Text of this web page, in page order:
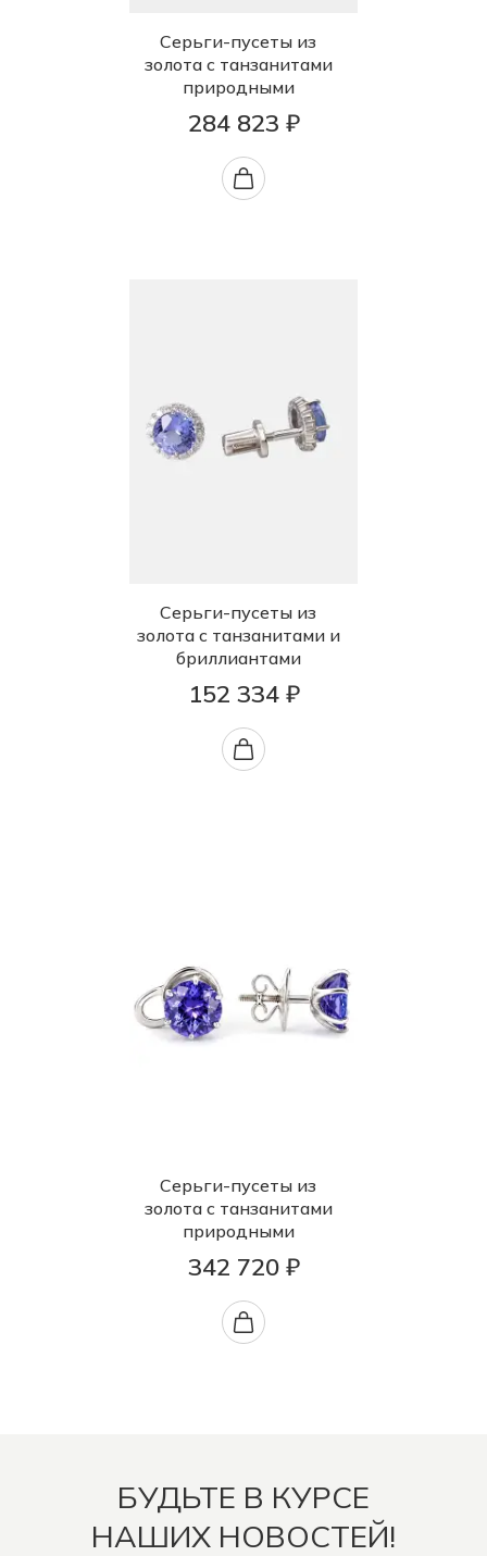
Серьги-пусеты из
золота с танзанитами
природными
284 823 ₽
Серьги-пусеты из
золота с танзанитами и
бриллиантами
152 334 ₽
Серьги-пусеты из
золота с танзанитами
природными
342 720 ₽
БУДЬТЕ В КУРСЕ
НАШИХ НОВОСТЕЙ!